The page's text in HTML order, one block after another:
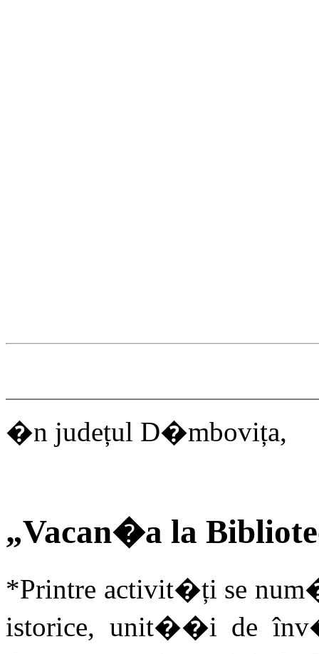
�n județul D�mbovița,
„Vacan�a la
*Printre activit�ți se
istorice, unit��i de